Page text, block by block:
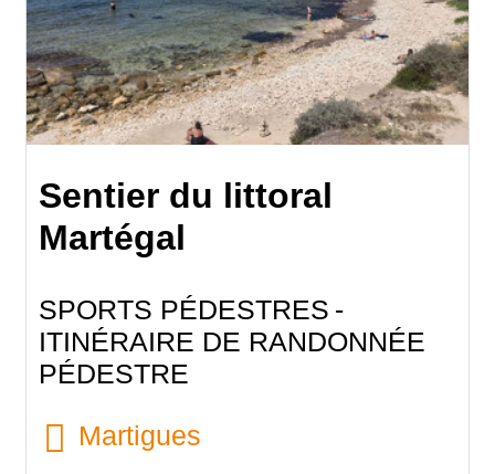
Sentier du littoral
Martégal
SPORTS PÉDESTRES
ITINÉRAIRE DE RANDONNÉE
PÉDESTRE
Martigues